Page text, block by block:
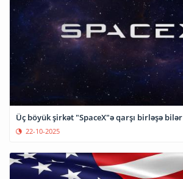
Üç böyük şirkət "SpaceX"ə qarşı birləşə bilər
22-10-2025